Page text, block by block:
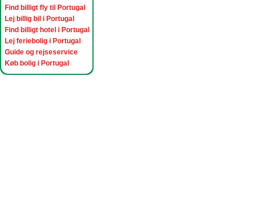
Find billigt fly til Portugal
Lej billig bil i Portugal
Find billigt hotel i Portugal
Lej feriebolig i Portugal
Guide og rejseservice
Køb bolig i Portugal